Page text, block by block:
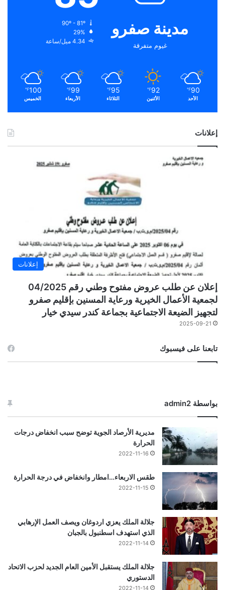
مدينة صفرو
غيوم متفرقة
29%
4.34 ميل/ساعة
90
℉
الأحد
92
℉
الأثنين
95
℉
الثلاثاء
99
℉
الأربعاء
100
℉
الخميس
إعلانات
إعلانات
إعلان عن طلب عروض مفتوح وطني رقم 04/2025
لجمعية الأعمال الخيرية ورعاية المسنين بإقليم صفرو
لتجهيز الضيعة الاجتماعية بجماعة كندر سيدي خيار
2025-09-21
تابعنا على فيسبوك
بواسطة admin2
مديرية الأرصاد الجوية توضح سبب انخفاض درجات
الحرارة
2022-11-16
طقس الاربعاء…امطار وانخفاض في درجة الحرارة
2022-11-15
جلالة الملك يعزي اردوغان ويصف العمل الإرهابي
الذي استهدف اسطنبول بالجبان
2022-11-14
جلالة الملك يستقبل الأمين العام الجديد لحزب الاتحاد
الدستوري
2022-11-14